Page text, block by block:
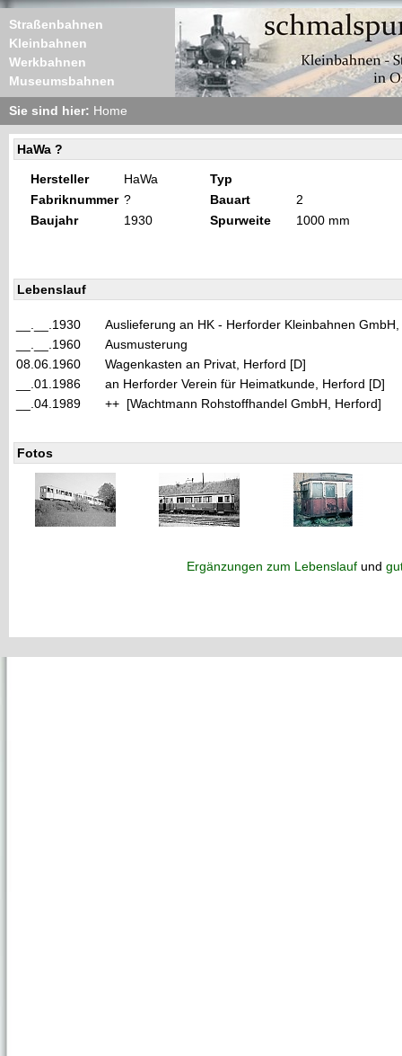
Straßenbahnen
Kleinbahnen
Werkbahnen
Museumsbahnen
Sie sind hier: Home
HaWa ?
Hersteller HaWa
Typ
Fabriknummer ? Bauart
2
Baujahr
1930 Spurweite 1000 mm
Lebenslauf
__.__.1930
Auslieferung an HK - Herforder Kleinbahnen
__.__.1960
Ausmusterung
08.06.1960
Wagenkasten an Privat, Herford [D]
__.01.1986
an Herforder Verein für Heimatkunde, Herford [D]
__.04.1989
++ [Wachtmann Rohstoffhandel GmbH, Herford]
Fotos
Ergänzungen zum Lebenslaufund